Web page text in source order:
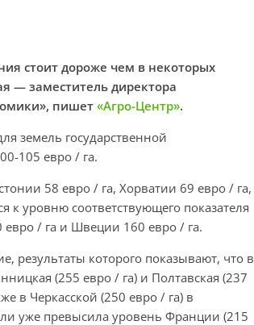
стоит дороже чем в некоторых
— заместитель директора
пишет «Агро-Центр».
земель государственной
105 евро / га.
58 евро / га, Хорватии 69 евро / га,
к уровню соответствующего показателя
/ га и Швеции 160 евро / га.
результаты которого показывают, что в
(255 евро / га) и Полтавская (237
в Черкасской (250 евро / га) в
уже превысила уровень Франции (215